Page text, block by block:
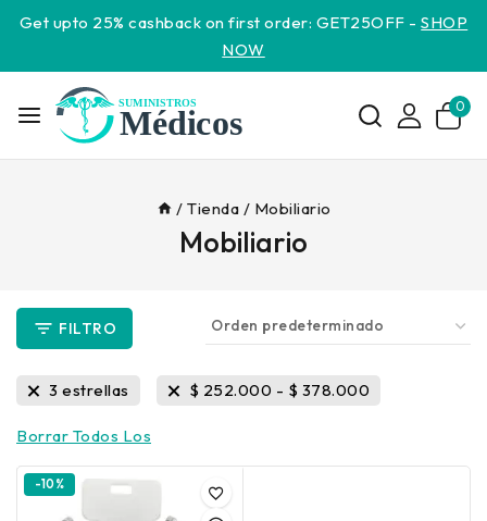
Get upto 25% cashback on first order: GET25OFF -SHOP
NOW
0
/ Tienda / Mobiliario
Mobiliario
FILTRO
3 estrellas $ 252.000 - $ 378.000
Borrar Todos Los
-10%